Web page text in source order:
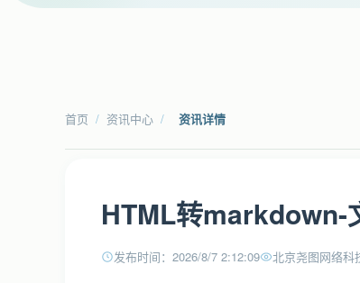
首页 / 资讯中心 / 资讯详情
HTML转markdown-
发布时间：2026/8/7 2:12:09 北京尧图网络科